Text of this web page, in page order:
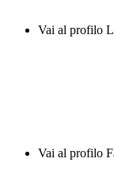
Vai al profilo
Vai al profilo